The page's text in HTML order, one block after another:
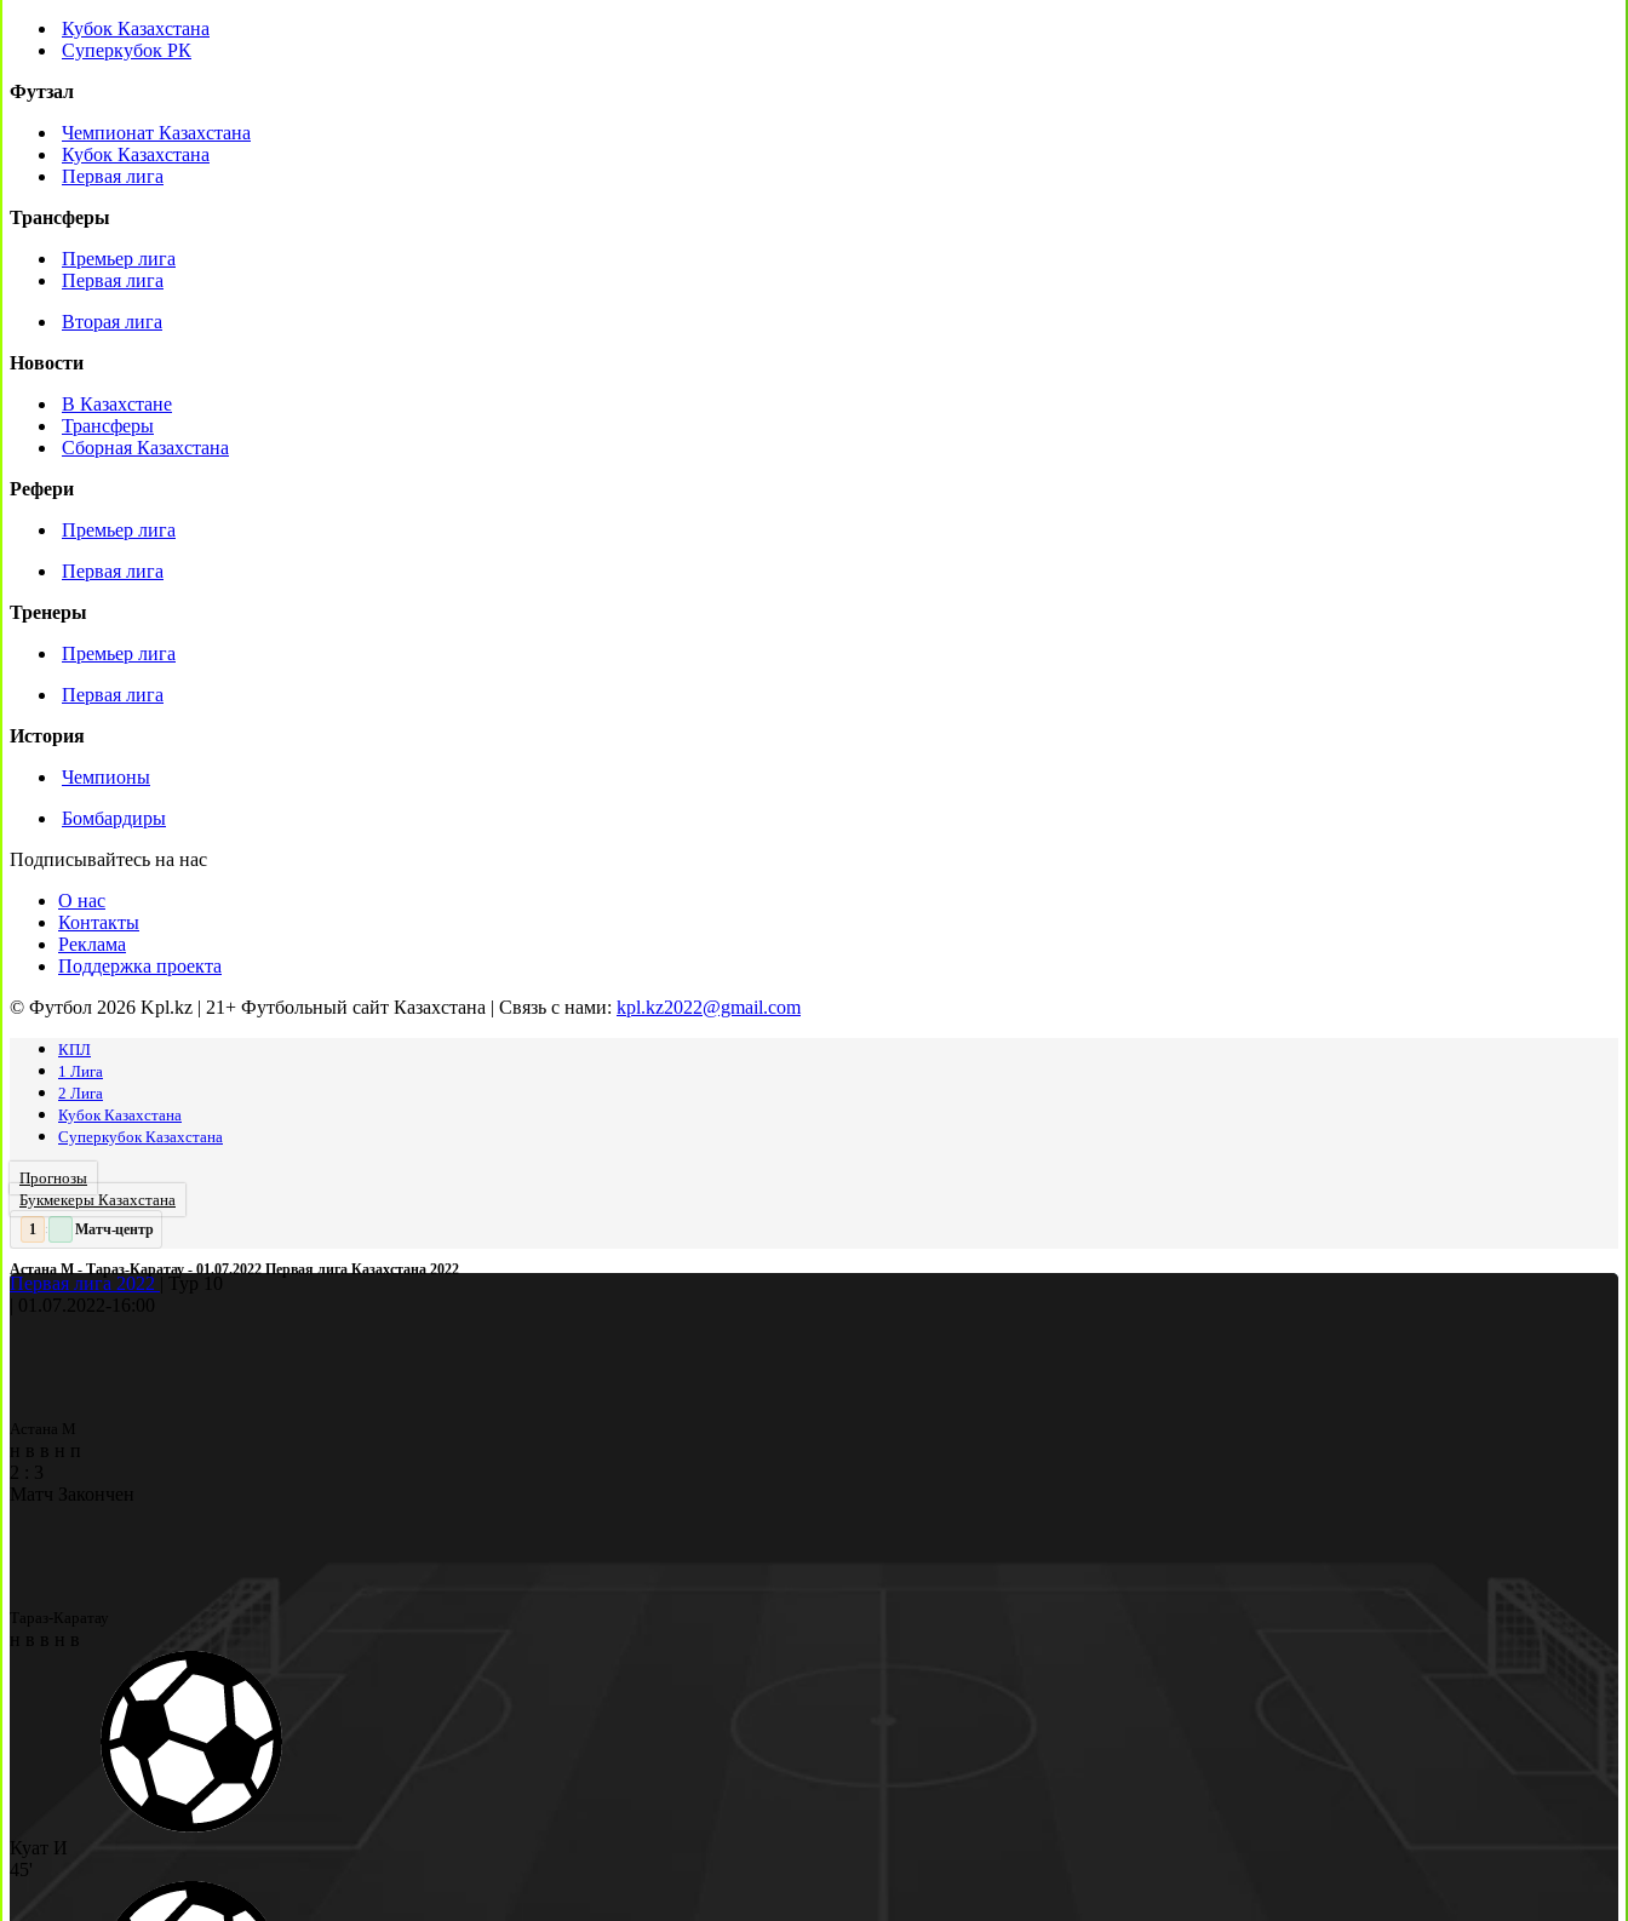
Кубок Казахстана
Суперкубок РК
Футзал
Чемпионат Казахстана
Кубок Казахстана
Первая лига
Трансферы
Премьер лига
Первая лига
Вторая лига
Новости
В Казахстане
Трансферы
Сборная Казахстана
Рефери
Премьер лига
Первая лига
Тренеры
Премьер лига
Первая лига
История
Чемпионы
Бомбардиры
Подписывайтесь на нас
О нас
Контакты
Реклама
Поддержка проекта
© Футбол 2026 Kpl.kz | 21+ Футбольный сайт Казахстана | Связь с нами: kpl.kz2022@gmail.com
КПЛ
1 Лига
2 Лига
Кубок Казахстана
Суперкубок Казахстана
Прогнозы
Букмекеры Казахстана
2 : Матч-центр
Астана М - Тараз-Каратау - 01.07.2022 Первая лига Казахстана 2022
Первая лига 2022
Тур 10
01.07.2022- 16:00
Астана М
н в в н
п
2
3
Матч Закончен
Тараз-Каратау
н в в н в
Куат И
45'